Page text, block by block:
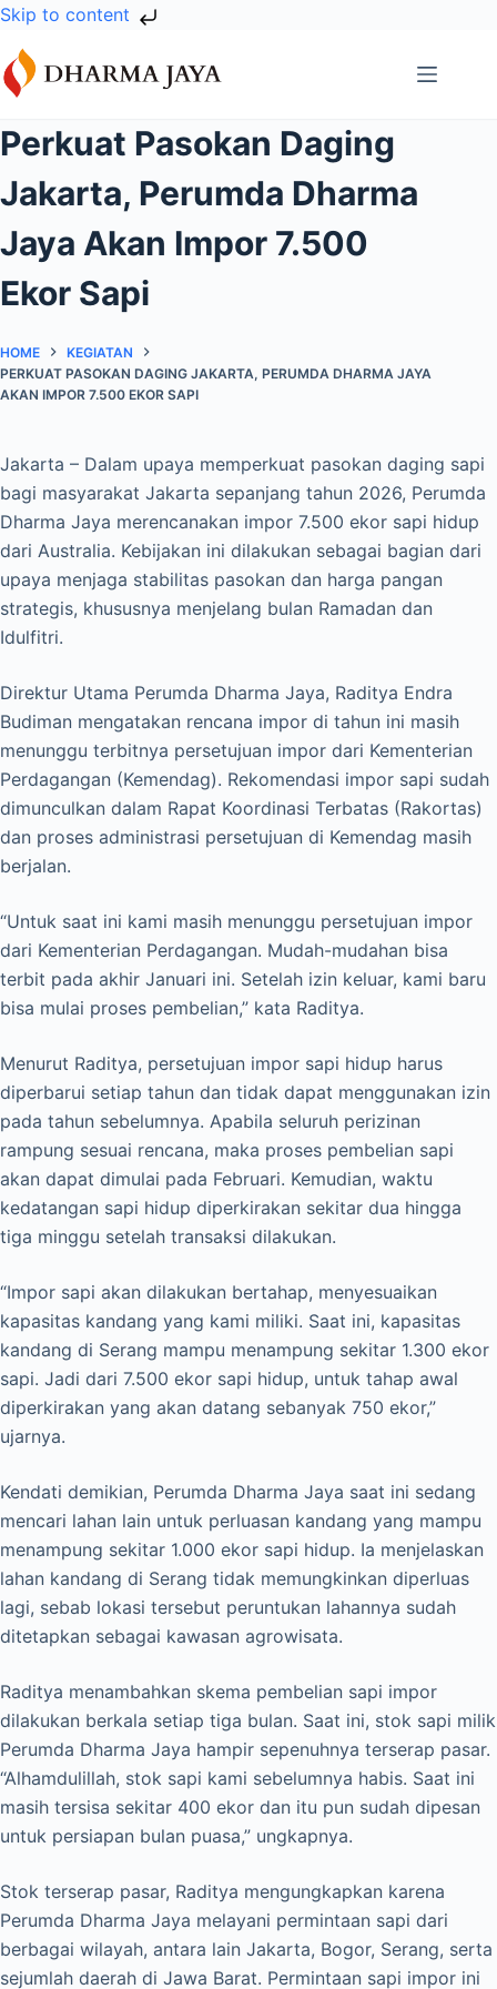
Skip to content
Skip
to
content
Perkuat Pasokan Daging
Jakarta, Perumda Dharma
Jaya Akan Impor 7.500
Ekor Sapi
HOME
KEGIATAN
PERKUAT PASOKAN DAGING JAKARTA, PERUMDA DHARMA JAYA
AKAN IMPOR 7.500 EKOR SAPI
Jakarta – Dalam upaya memperkuat pasokan daging sapi
bagi masyarakat Jakarta sepanjang tahun 2026, Perumda
Dharma Jaya merencanakan impor 7.500 ekor sapi hidup
dari Australia. Kebijakan ini dilakukan sebagai bagian dari
upaya menjaga stabilitas pasokan dan harga pangan
strategis, khususnya menjelang bulan Ramadan dan
Idulfitri.
Direktur Utama Perumda Dharma Jaya, Raditya Endra
Budiman mengatakan rencana impor di tahun ini masih
menunggu terbitnya persetujuan impor dari Kementerian
Perdagangan (Kemendag). Rekomendasi impor sapi sudah
dimunculkan dalam Rapat Koordinasi Terbatas (Rakortas)
dan proses administrasi persetujuan di Kemendag masih
berjalan.
“Untuk saat ini kami masih menunggu persetujuan impor
dari Kementerian Perdagangan. Mudah-mudahan bisa
terbit pada akhir Januari ini. Setelah izin keluar, kami baru
bisa mulai proses pembelian,” kata Raditya.
Menurut Raditya, persetujuan impor sapi hidup harus
diperbarui setiap tahun dan tidak dapat menggunakan izin
pada tahun sebelumnya. Apabila seluruh perizinan
rampung sesuai rencana, maka proses pembelian sapi
akan dapat dimulai pada Februari. Kemudian, waktu
kedatangan sapi hidup diperkirakan sekitar dua hingga
tiga minggu setelah transaksi dilakukan.
“Impor sapi akan dilakukan bertahap, menyesuaikan
kapasitas kandang yang kami miliki. Saat ini, kapasitas
kandang di Serang mampu menampung sekitar 1.300 ekor
sapi. Jadi dari 7.500 ekor sapi hidup, untuk tahap awal
diperkirakan yang akan datang sebanyak 750 ekor,”
ujarnya.
Kendati demikian, Perumda Dharma Jaya saat ini sedang
mencari lahan lain untuk perluasan kandang yang mampu
menampung sekitar 1.000 ekor sapi hidup. Ia menjelaskan
lahan kandang di Serang tidak memungkinkan diperluas
lagi, sebab lokasi tersebut peruntukan lahannya sudah
ditetapkan sebagai kawasan agrowisata.
Raditya menambahkan skema pembelian sapi impor
dilakukan berkala setiap tiga bulan. Saat ini, stok sapi milik
Perumda Dharma Jaya hampir sepenuhnya terserap pasar.
“Alhamdulillah, stok sapi kami sebelumnya habis. Saat ini
masih tersisa sekitar 400 ekor dan itu pun sudah dipesan
untuk persiapan bulan puasa,” ungkapnya.
Stok terserap pasar, Raditya mengungkapkan karena
Perumda Dharma Jaya melayani permintaan sapi dari
berbagai wilayah, antara lain Jakarta, Bogor, Serang, serta
sejumlah daerah di Jawa Barat. Permintaan sapi impor ini